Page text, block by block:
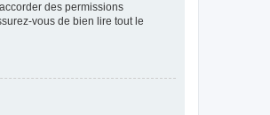
des permissions
vous de bien lire tout le